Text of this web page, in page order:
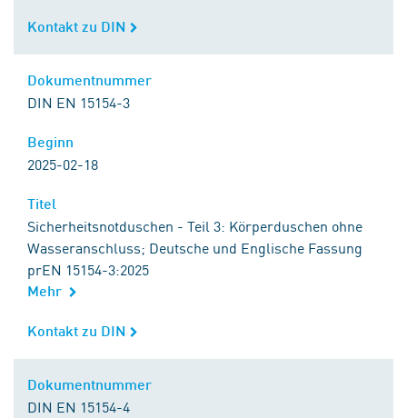
Kontakt zu DIN
Kontakt zu DIN
Dokumentnummer
DIN EN 15154-3
Beginn
2025-02-18
Titel
Sicherheitsnotduschen - Teil 3: Körperduschen ohne
Wasseranschluss; Deutsche und Englische Fassung
prEN 15154-3:2025
Mehr
Kontakt zu DIN
Kontakt zu DIN
Dokumentnummer
DIN EN 15154-4